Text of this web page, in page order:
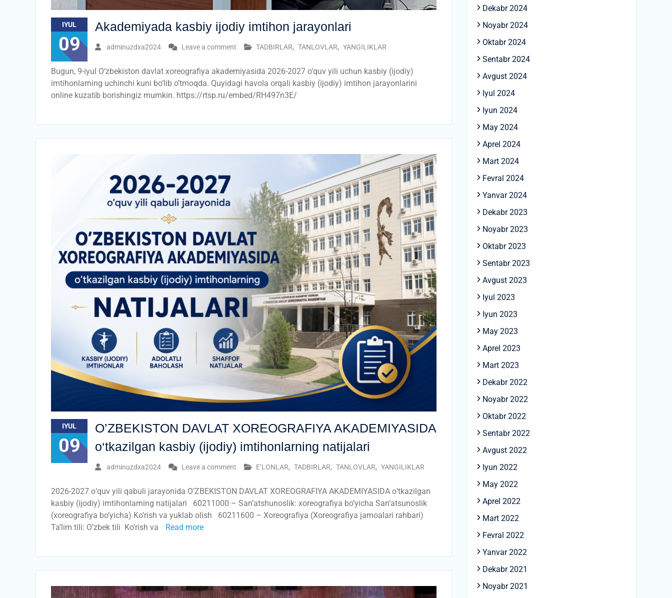
IYUL
09
Akademiyada kasbiy ijodiy imtihon jarayonlari
adminuzdxa2024 Leave a comment TADBIRLAR, TANLOVLAR, YANGILIKLAR
Bugun, 9-iyul O‘zbekiston davlat xoreografiya akademiyasida 2026-2027 o‘quv yili uchun kasbiy (ijodiy)
imtihonlarning uchinchi kuni bo’lib o’tmoqda. Quyidagi havola orqali kasbiy (ijodiy) imtihon jarayonlarini
online kuzatib borishingiz mumkin. https://rtsp.ru/embed/RH497n3E/
IYUL
09
O’ZBEKISTON DAVLAT XOREOGRAFIYA AKADEMIYASIDA
о‘tkazilgan kasbiy (ijodiy) imtihonlarning natijalari
adminuzdxa2024 Leave a comment E’LONLAR, TADBIRLAR, TANLOVLAR, YANGILIKLAR
2026-2027 о‘quv yili qabuli jarayonida O’ZBEKISTON DAVLAT XOREOGRAFIYA AKADEMIYASIDA о‘tkazilgan
kasbiy (ijodiy) imtihonlarning natijalari 60211000 – San’atshunoslik: xoreografiya bo’yicha San’atsunoslik
(xoreografiya bo’yicha) Ko’rish va yuklab olish 60211600 – Xoreografiya (Xoreografiya jamoalari rahbari)
Ta’lim tili: O’zbek tili Ko’rish va
Read more
Dekabr 2024
Noyabr 2024
Oktabr 2024
Sentabr 2024
Avgust 2024
Iyul 2024
Iyun 2024
May 2024
Aprel 2024
Mart 2024
Fevral 2024
Yanvar 2024
Dekabr 2023
Noyabr 2023
Oktabr 2023
Sentabr 2023
Avgust 2023
Iyul 2023
Iyun 2023
May 2023
Aprel 2023
Mart 2023
Dekabr 2022
Noyabr 2022
Oktabr 2022
Sentabr 2022
Avgust 2022
Iyun 2022
May 2022
Aprel 2022
Mart 2022
Fevral 2022
Yanvar 2022
Dekabr 2021
Noyabr 2021